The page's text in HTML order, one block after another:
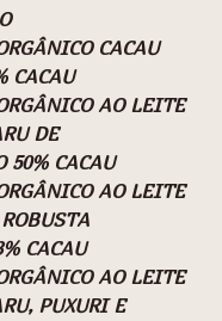
CACAU
CACAU
AO LEITE
DE
50% CACAU
AO LEITE
CACAU
AO LEITE
PUXURI E